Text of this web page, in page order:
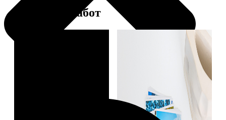
Примеры работ